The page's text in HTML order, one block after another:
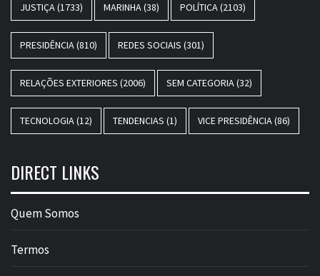
JUSTIÇA(1733) MARINHA(38) POLÍTICA(2103)
PRESIDÊNCIA(810) REDES SOCIAIS (301)
RELAÇÕES EXTERIORES (2006) SEM CATEGORIA(32)
TECNOLOGIA(12) TENDENCIAS (1) VICE PRESIDÊNCIA(86)
DIRECT LINKS
Quem Somos
Termos